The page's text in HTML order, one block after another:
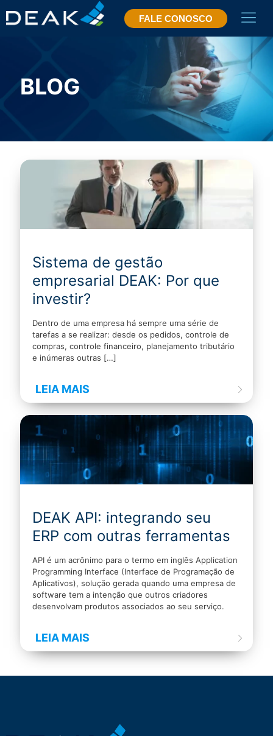
FALE CONOSCO
BLOG
Sistema de gestão
empresarial DEAK: Por que
investir?
Dentro de uma empresa há sempre uma série de
tarefas a se realizar: desde os pedidos, controle de
compras, controle financeiro, planejamento tributário
e inúmeras outras […]
LEIA MAIS
DEAK API: integrando seu
ERP com outras ferramentas
API é um acrônimo para o termo em inglês Application
Programming Interface (Interface de Programação de
Aplicativos), solução gerada quando uma empresa de
software tem a intenção que outros criadores
desenvolvam produtos associados ao seu serviço.
LEIA MAIS